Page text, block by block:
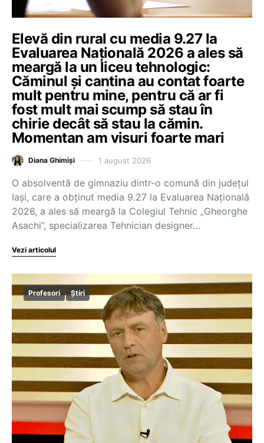
Elevă din rural cu media 9.27 la
Evaluarea Națională 2026 a ales să
meargă la un liceu tehnologic:
Căminul și cantina au contat foarte
mult pentru mine, pentru că ar fi
fost mult mai scump să stau în
chirie decât să stau la cămin.
Momentan am visuri foarte mari
Diana Ghimiși 1 august 2026
O absolventă de gimnaziu dintr-o comună din județul
Iași, care a obținut media 9.27 la Evaluarea Națională
2026, a ales să meargă la Colegiul Tehnic „Gheorghe
Asachi”, specializarea Tehnician designer…
Vezi articolul
Profesori Știri